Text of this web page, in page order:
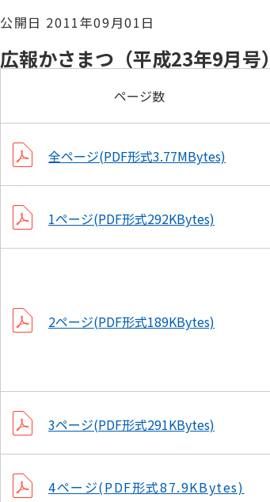
公開日 2011年09月01日
広報かさまつ（平成23年9月号）
ページ数
全ページ(PDF形式3.77MBytes)
1ページ(PDF形式292KBytes)
2ページ(PDF形式189KBytes)
3ページ(PDF形式291KBytes)
4ページ(PDF形式87.9KBytes)